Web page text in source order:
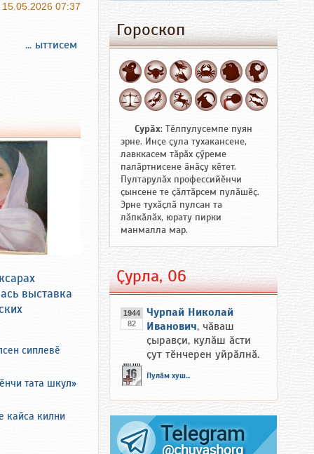
15.05.2026 07:37
... ыттисем
выставка
сиплевӗ
тата шкул»
кайса килни
Гороскоп
Сурӑх: Тӗлпулусемпе пуян
эрне. Инҫе ҫула тухакансене,
лавккасем тӑрӑх ҫӳреме
палӑртнисене ӑнӑҫу кӗтет.
Пултарулӑх профессийӗнчи
ҫынсене те ҫӑлтӑрсем пулӑшӗҫ.
Эрне тухӑҫлӑ пулсан та
лӑпкӑлӑх, юрату пирки
манмалла мар.
Ҫурла, 06
1944
82
Чурпай Николай
Иванович, чӑваш
ҫыравҫи, кулӑш ӑсти
ҫут тӗнчерен уйрӑлнӑ.
Пулӑм хуш...